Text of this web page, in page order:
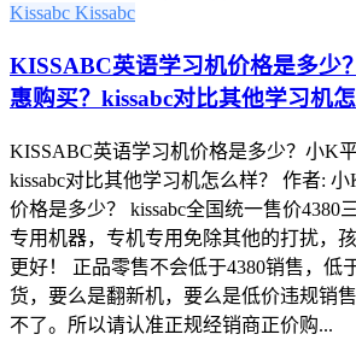
Kissabc Kissabc
KISSABC英语学习机价格是多少
惠购买？kissabc对比其他学习机怎
KISSABC英语学习机价格是多少？小K
kissabc对比其他学习机怎么样？ 作者:
价格是多少？ kissabc全国统一售价4380
专用机器，专机专用免除其他的打扰，
更好！ 正品零售不会低于4380销售，低
货，要么是翻新机，要么是低价违规销
不了。所以请认准正规经销商正价购...